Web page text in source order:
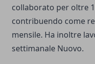
collaborato per oltre
contribuendo come
mensile. Ha inoltre
settimanale Nuovo.